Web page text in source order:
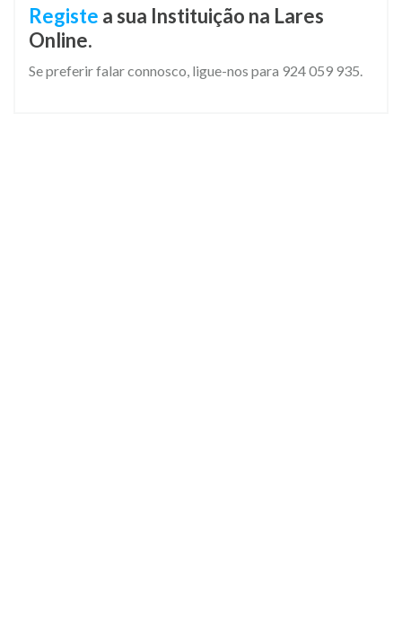
Registe a sua Instituição na Lares
Online.
Se preferir falar connosco, ligue-nos para 924 059 935.